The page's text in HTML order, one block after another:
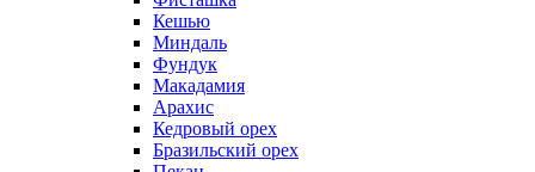
Кешью
Миндаль
Фундук
Макадамия
Арахис
Кедровый орех
Бразильский орех